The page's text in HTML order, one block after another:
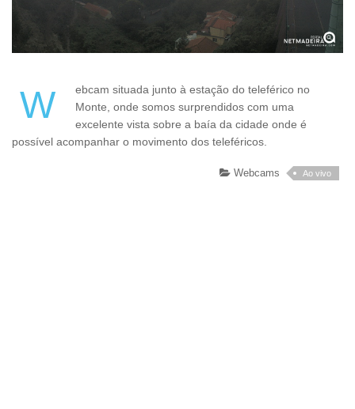
Webcam situada junto à estação do teleférico no
Monte, onde somos surprendidos com uma
excelente vista sobre a baía da cidade onde é
possível acompanhar o movimento dos teleféricos.
Webcams Ao vivo